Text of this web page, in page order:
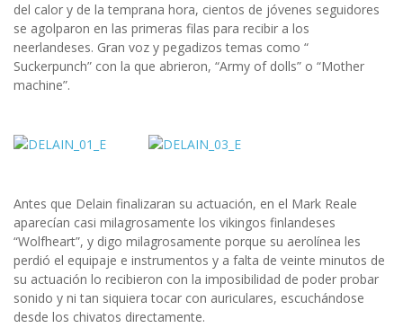
del calor y de la temprana hora, cientos de jóvenes seguidores
se agolparon en las primeras filas para recibir a los
neerlandeses. Gran voz y pegadizos temas como “
Suckerpunch” con la que abrieron, “Army of dolls” o “Mother
machine”.
Antes que Delain finalizaran su actuación, en el Mark Reale
aparecían casi milagrosamente los vikingos finlandeses
“Wolfheart”, y digo milagrosamente porque su aerolínea les
perdió el equipaje e instrumentos y a falta de veinte minutos de
su actuación lo recibieron con la imposibilidad de poder probar
sonido y ni tan siquiera tocar con auriculares, escuchándose
desde los chivatos directamente.